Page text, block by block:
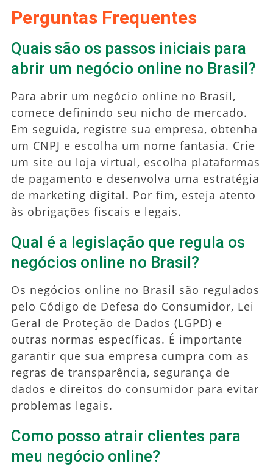
Perguntas Frequentes
Quais são os passos iniciais para
abrir um negócio online no Brasil?
Para abrir um negócio online no Brasil,
comece definindo seu nicho de mercado.
Em seguida, registre sua empresa, obtenha
um CNPJ e escolha um nome fantasia. Crie
um site ou loja virtual, escolha plataformas
de pagamento e desenvolva uma estratégia
de marketing digital. Por fim, esteja atento
às obrigações fiscais e legais.
Qual é a legislação que regula os
negócios online no Brasil?
Os negócios online no Brasil são regulados
pelo Código de Defesa do Consumidor, Lei
Geral de Proteção de Dados (LGPD) e
outras normas específicas. É importante
garantir que sua empresa cumpra com as
regras de transparência, segurança de
dados e direitos do consumidor para evitar
problemas legais.
Como posso atrair clientes para
meu negócio online?